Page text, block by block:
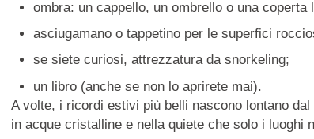
ombra: un cappello, un ombrello o una coperta
asciugamano o tappetino per le superfici
se siete curiosi, attrezzatura da snorkeling;
un libro (anche se non lo aprirete mai).
A volte, i ricordi estivi più belli nascono lontano
in acque cristalline e nella quiete che solo i luoghi